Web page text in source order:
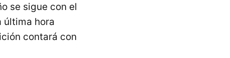
se sigue con el
última hora
contará con